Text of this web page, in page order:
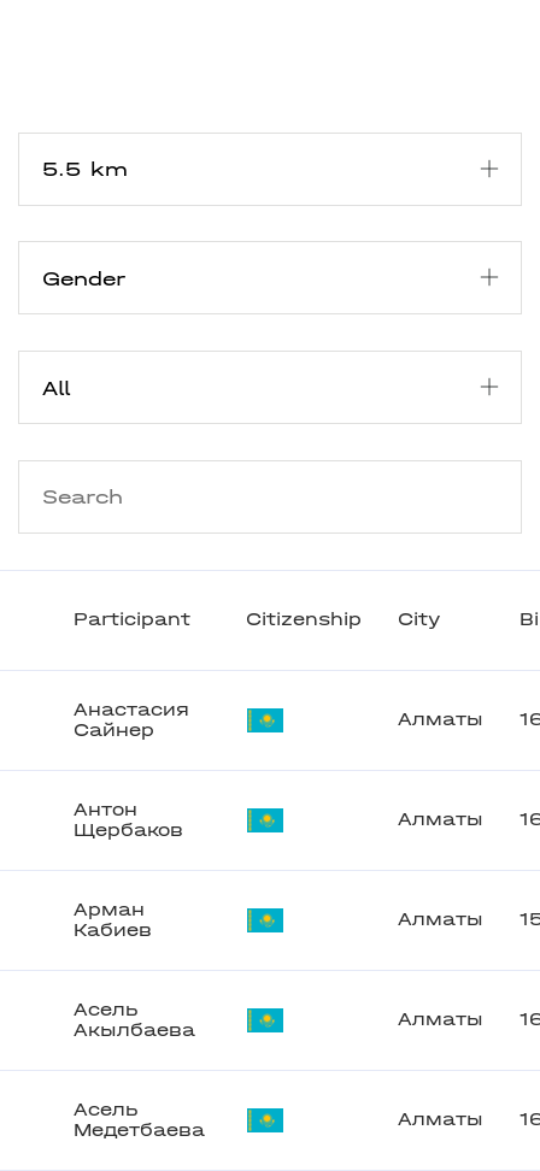
Participant Citizenship City
Анастасия
Сайнер
Алматы
Антон
Щербаков
Алматы
Арман
Кабиев
Алматы
Асель
Акылбаева
Алматы
Асель
Медетбаева
Алматы